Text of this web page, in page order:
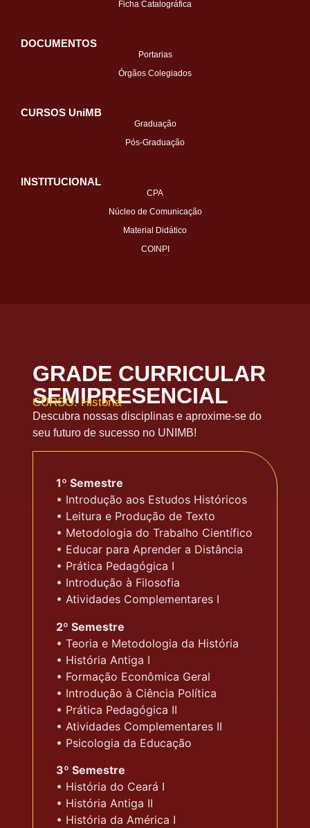
Ficha Catalográfica
DOCUMENTOS
Portarias
Órgãos Colegiados
CURSOS UniMB
Graduação
Pós-Graduação
INSTITUCIONAL
CPA
Núcleo de Comunicação
Material Didático
COINPI
GRADE CURRICULAR
SEMIPRESENCIAL
CURSO: História
Descubra nossas disciplinas e aproxime-se do
seu futuro de sucesso no UNIMB!
1º Semestre
• Introdução aos Estudos Históricos
• Leitura e Produção de Texto
• Metodologia do Trabalho Científico
• Educar para Aprender a Distância
• Prática Pedagógica I
• Introdução à Filosofia
• Atividades Complementares I
2º Semestre
• Teoria e Metodologia da História
• História Antiga I
• Formação Econômica Geral
• Introdução à Ciência Política
• Prática Pedagógica II
• Atividades Complementares II
• Psicologia da Educação
3º Semestre
• História do Ceará I
• História Antiga II
• História da América I